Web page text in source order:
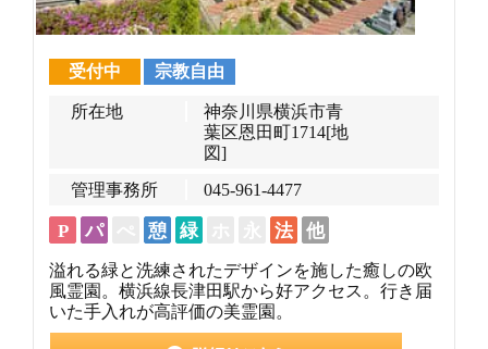
受付中 宗教自由
所在地
神奈川県横浜市青
葉区恩田町1714[地
図]
管理事務所
045-961-4477
P パ 憩 緑 法 他
溢れる緑と洗練されたデザインを施した癒しの欧
風霊園。横浜線長津田駅から好アクセス。行き届
いた手入れが高評価の美霊園。